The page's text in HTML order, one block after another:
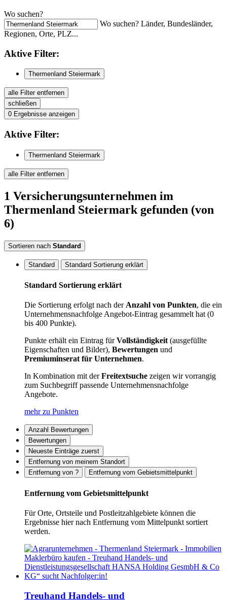
Wo suchen?
Wo suchen? Länder, Bundesländer,
Regionen, Orte, PLZ...
Aktive Filter:
Thermenland Steiermark
alle Filter entfernen
schließen
0 Ergebnisse anzeigen
Aktive Filter:
Thermenland Steiermark
alle Filter entfernen
1 Versicherungsunternehmen im
Thermenland Steiermark gefunden (von
6)
Sortieren nach Standard
Standard Standard Sortierung erklärt
Standard Sortierung erklärt
Die Sortierung erfolgt nach der Anzahl von Punkten, die ein
Unternehmensnachfolge Angebot-Eintrag gesammelt hat (0
bis 400 Punkte).
Punkte erhält ein Eintrag fürVollständigkeit (ausgefüllte
Eigenschaften und Bilder), Bewertungen und
Premiuminserat für Unternehmen.
In Kombination mit derFreitextsuche zeigen wir vorrangig
zum Suchbegriff passende Unternehmensnachfolge
Angebote.
mehr zu Punkten
Anzahl Bewertungen
Bewertungen
Neueste Einträge zuerst
Entfernung von meinem Standort
Entfernung von ?
Entfernung vom Gebietsmittelpunkt
Entfernung vom Gebietsmittelpunkt
Für Orte, Ortsteile und Postleitzahlgebiete können die
Ergebnisse hier nach Entfernung vom Mittelpunkt sortiert
werden.
Treuhand Handels- und